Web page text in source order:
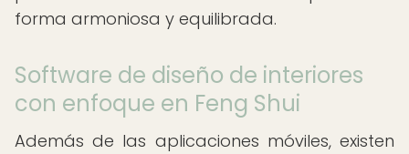
forma armoniosa y equilibrada.
Software de diseño de interiores
con enfoque en Feng Shui
Además de las aplicaciones móviles, existen